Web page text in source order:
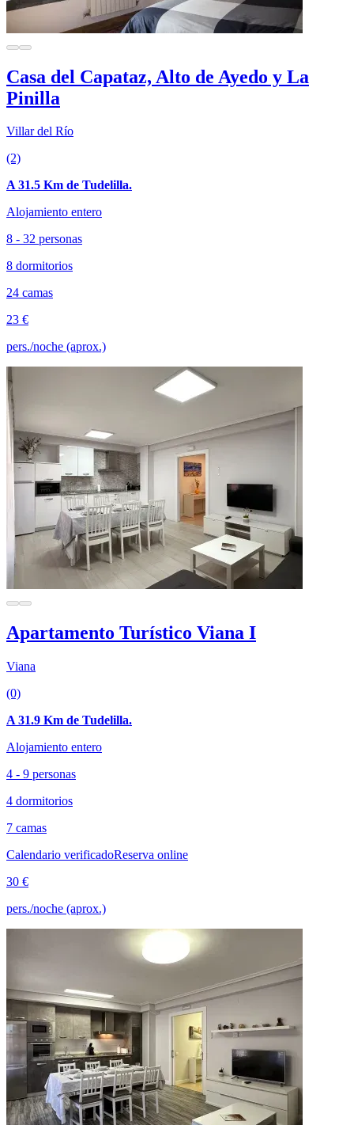
Casa del Capataz, Alto de Ayedo y La
Pinilla
Villar del Río
(2)
A 31.5 Km de Tudelilla.
Alojamiento entero
8 - 32 personas
8 dormitorios
24 camas
23 €
pers./noche (aprox.)
Apartamento Turístico Viana I
Viana
(0)
A 31.9 Km de Tudelilla.
Alojamiento entero
4 - 9 personas
4 dormitorios
7 camas
Calendario verificadoReserva online
30 €
pers./noche (aprox.)